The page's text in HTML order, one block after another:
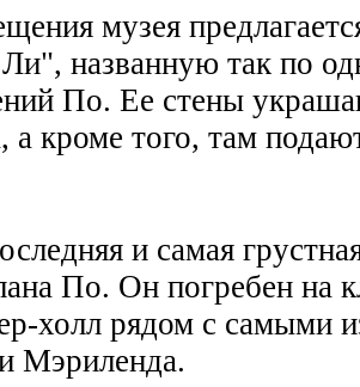
музея
названную так по
По. Ее стены
а кроме того, там
и самая
По. Он погребен на
холл рядом с самыми
Мэриленда.